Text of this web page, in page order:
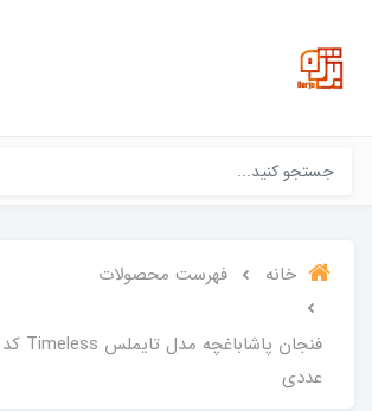
خانه فهرست محصولات
عددی